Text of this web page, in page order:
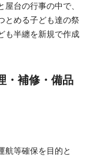
台の行事の中で、
とめる子ども達の祭
も半纏を新規で作成
・補修・備品
航等確保を目的と